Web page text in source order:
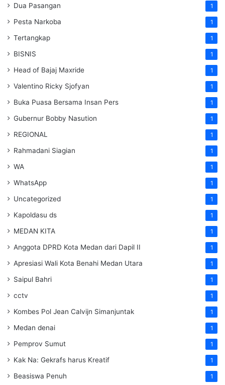
Dua Pasangan 1
Pesta Narkoba 1
Tertangkap 1
BISNIS 1
Head of Bajaj Maxride 1
Valentino Ricky Sjofyan 1
Buka Puasa Bersama Insan Pers 1
Gubernur Bobby Nasution 1
REGIONAL 1
Rahmadani Siagian 1
WA 1
WhatsApp 1
Uncategorized 1
Kapoldasu ds 1
MEDAN KITA 1
Anggota DPRD Kota Medan dari Dapil II 1
Apresiasi Wali Kota Benahi Medan Utara 1
Saipul Bahri 1
cctv 1
Kombes Pol Jean Calvijn Simanjuntak 1
Medan denai 1
Pemprov Sumut 1
Kak Na: Gekrafs harus Kreatif 1
Beasiswa Penuh 1